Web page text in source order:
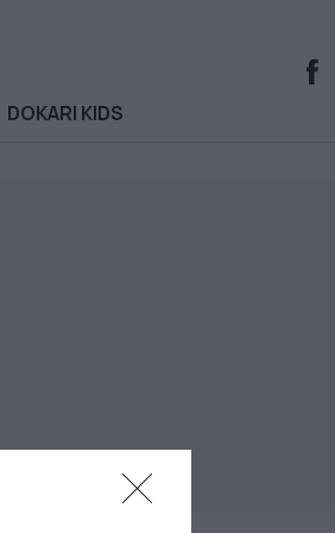
DOKARI KIDS